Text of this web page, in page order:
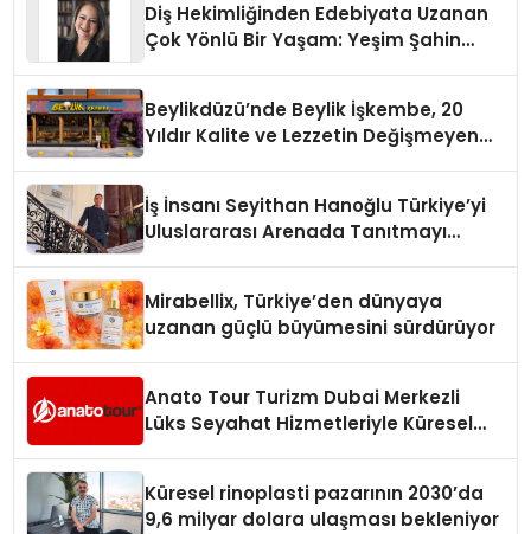
Diş Hekimliğinden Edebiyata Uzanan
Çok Yönlü Bir Yaşam: Yeşim Şahin
Beylikdüzü’nde Beylik İşkembe, 20
Yıldır Kalite ve Lezzetin Değişmeyen
İş İnsanı Seyithan Hanoğlu Türkiye’yi
Uluslararası Arenada Tanıtmayı
Mirabellix, Türkiye’den dünyaya
uzanan güçlü büyümesini sürdürüyor
Anato Tour Turizm Dubai Merkezli
Lüks Seyahat Hizmetleriyle Küresel
Küresel rinoplasti pazarının 2030’da
9,6 milyar dolara ulaşması bekleniyor